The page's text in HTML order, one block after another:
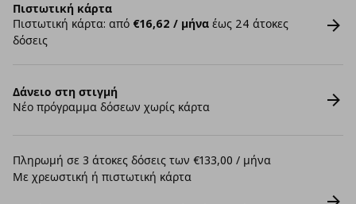
Πιστωτική κάρτα
Πιστωτική κάρτα: από €16,62 / μήνα έως 24 άτοκες
δόσεις
Δάνειο στη στιγμή
Νέο πρόγραμμα δόσεων χωρίς κάρτα
Πληρωμή σε 3 άτοκες δόσεις των €133,00 / μήνα
Με χρεωστική ή πιστωτική κάρτα